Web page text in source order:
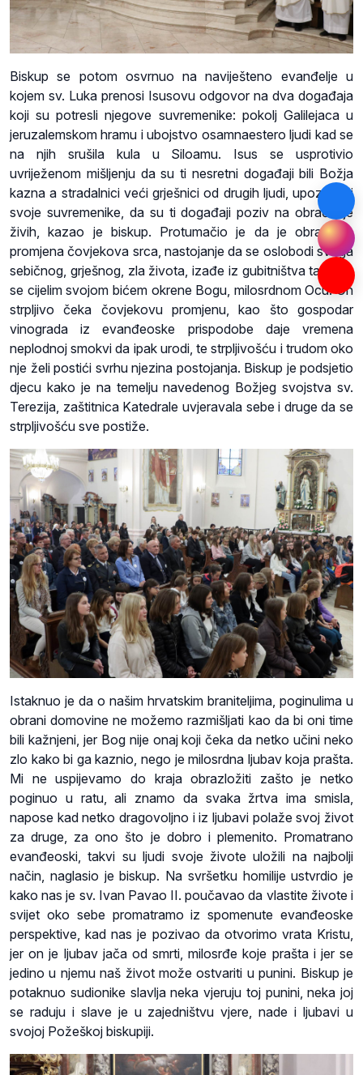
Biskup se potom osvrnuo na naviješteno evanđelje u
kojem sv. Luka prenosi Isusovu odgovor na dva događaja
koji su potresli njegove suvremenike: pokolj Galilejaca u
jeruzalemskom hramu i ubojstvo osamnaestero ljudi kad se
na njih srušila kula u Siloamu. Isus se usprotivio
uvriježenom mišljenju da su ti nesretni događaji bili Božja
kazna a stradalnici veći grješnici od drugih ljudi, upozorivši
svoje suvremenike, da su ti događaji poziv na obraćenje
živih, kazao je biskup. Protumačio je da je obraćenje
promjena čovjekova srca, nastojanje da se oslobodi svoga
sebičnog, grješnog, zla života, izađe iz gubitništva tako da
se cijelim svojom bićem okrene Bogu, milosrdnom Ocu. On
strpljivo čeka čovjekovu promjenu, kao što gospodar
vinograda iz evanđeoske prispodobe daje vremena
neplodnoj smokvi da ipak urodi, te strpljivošću i trudom oko
nje želi postići svrhu njezina postojanja. Biskup je podsjetio
djecu kako je na temelju navedenog Božjeg svojstva sv.
Terezija, zaštitnica Katedrale uvjeravala sebe i druge da se
strpljivošću sve postiže.
Istaknuo je da o našim hrvatskim braniteljima, poginulima u
obrani domovine ne možemo razmišljati kao da bi oni time
bili kažnjeni, jer Bog nije onaj koji čeka da netko učini neko
zlo kako bi ga kaznio, nego je milosrdna ljubav koja prašta.
Mi ne uspijevamo do kraja obrazložiti zašto je netko
poginuo u ratu, ali znamo da svaka žrtva ima smisla,
napose kad netko dragovoljno i iz ljubavi polaže svoj život
za druge, za ono što je dobro i plemenito. Promatrano
evanđeoski, takvi su ljudi svoje živote uložili na najbolji
način, naglasio je biskup. Na svršetku homilije ustvrdio je
kako nas je sv. Ivan Pavao II. poučavao da vlastite živote i
svijet oko sebe promatramo iz spomenute evanđeoske
perspektive, kad nas je pozivao da otvorimo vrata Kristu,
jer on je ljubav jača od smrti, milosrđe koje prašta i jer se
jedino u njemu naš život može ostvariti u punini. Biskup je
potaknuo sudionike slavlja neka vjeruju toj punini, neka joj
se raduju i slave je u zajedništvu vjere, nade i ljubavi u
svojoj Požeškoj biskupiji.